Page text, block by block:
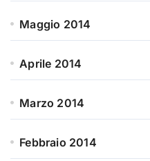
Maggio 2014
Aprile 2014
Marzo 2014
Febbraio 2014